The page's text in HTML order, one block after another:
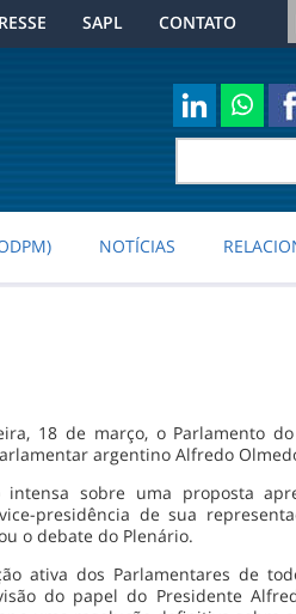
SAPL CONTATO
NOTÍCIAS
18 de março, o Parlamento do
argentino Alfredo
sobre uma proposta
presidência de sua
o debate do Plenário.
ativa dos Parlamentares de
do papel do Presidente